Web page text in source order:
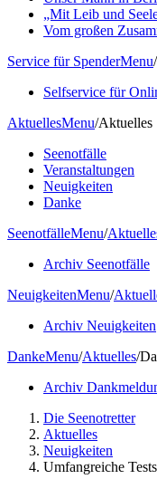
„Mit Leib und
Vom großen
Service für SpenderMenu/
Selfservice für
AktuellesMenu/Aktuelles
Seenotfälle
Veranstaltungen
Neuigkeiten
Danke
SeenotfälleMenu/
Archiv Seenotfälle
NeuigkeitenMenu/
Archiv Neuigkeiten
DankeMenu/Aktuelles/
Archiv
Die Seenotretter
Aktuelles
Neuigkeiten
Umfangreiche